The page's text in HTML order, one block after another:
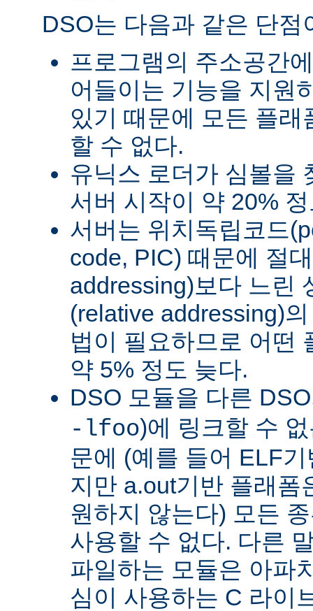
DSO는 다음과 같은 단점
프로그램의 주소공간
어들이는 기능을 지원
있기 때문에 모든 플
할 수 없다.
유닉스 로더가 심볼을
서버 시작이 약 20%
서버는 위치독립코드
code, PIC) 때문에 절
addressing)보다 느린
(relative addressing)
법이 필요하므로 어떤
약 5% 정도 늦다.
DSO 모듈을 다른
-lfoo)에 링크할 수
문에 (예를 들어 ELF
지만 a.out기반 플래폼
원하지 않는다) 모든
사용할 수 없다. 다른
파일하는 모듈은 아파
심이 사용하는 C 라이